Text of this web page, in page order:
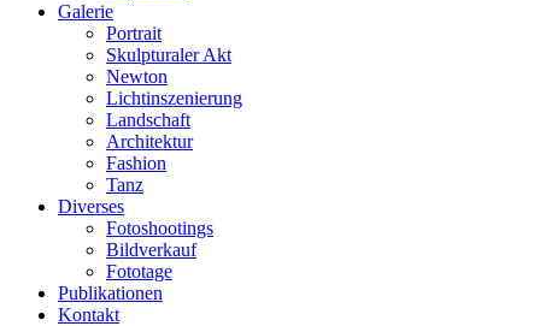
Galerie
Portrait
Skulpturaler Akt
Newton
Lichtinszenierung
Landschaft
Architektur
Fashion
Tanz
Diverses
Fotoshootings
Bildverkauf
Fototage
Publikationen
Kontakt